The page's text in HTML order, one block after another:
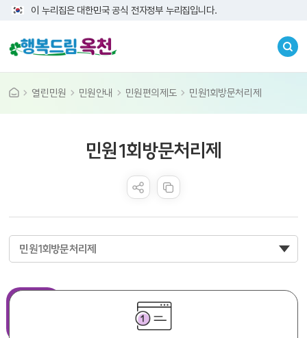
이 누리집은 대한민국 공식 전자정부 누리집입니다.
열린민원 민원안내 민원편의제도 민원1회방문처리제
민원1회방문처리제
민원1회방문처리제